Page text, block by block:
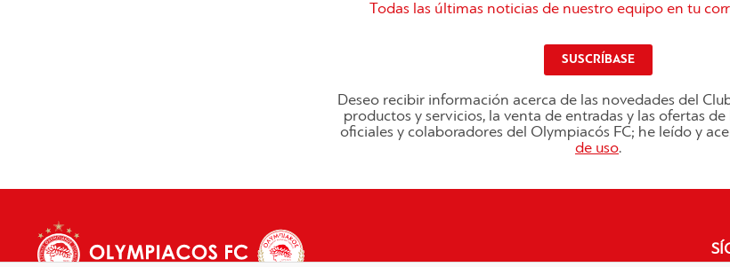
Todas las últimas noticias de nuestro equipo en tu
SUSCRÍBASE
Deseo recibir información acerca de las novedades del
productos y servicios, la venta de entradas y las ofertas
oficiales y colaboradores del Olympiacós FC; he leído y
de uso.